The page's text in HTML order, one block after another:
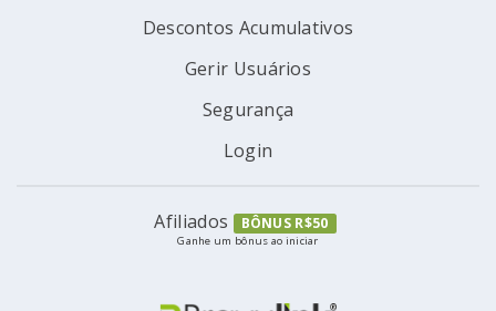
Descontos Acumulativos
Gerir Usuários
Segurança
Login
Afiliados BÔNUS R$50
Ganhe um bônus ao iniciar